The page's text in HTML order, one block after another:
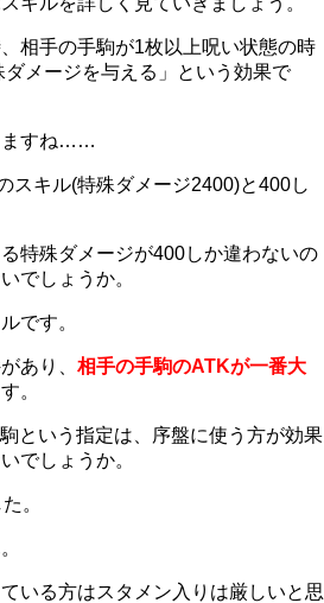
相手の手駒が1枚以上呪い状態の時
メージを与える」という効果で
ますね……
スキル(特殊ダメージ2400)と400し
特殊ダメージが400しか違わないの
でしょうか。
です。
あり、 相手の手駒のATKが一番大
。
という指定は、序盤に使う方が効果
でしょうか。
。
いる方はスタメン入りは厳しいと思